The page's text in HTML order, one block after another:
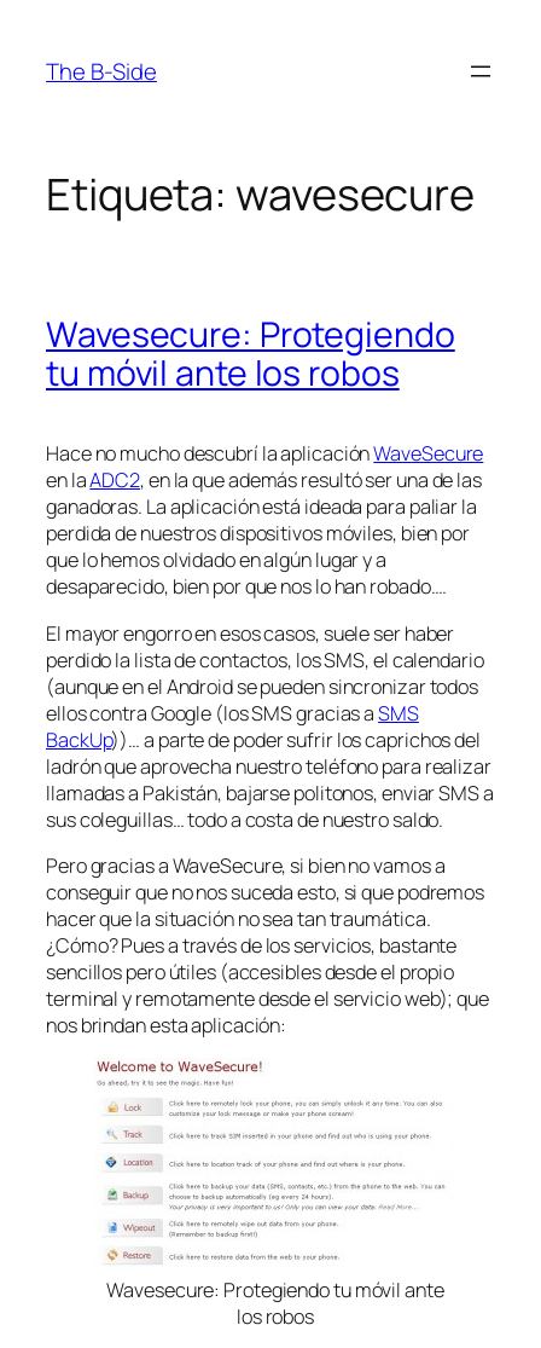
contenido
The B-Side
Etiqueta: wavesecure
Wavesecure: Protegiendo
tu móvil ante los robos
Hace no mucho descubrí la aplicaciónWaveSecure
en laADC2, en la que además resultó ser una de las
ganadoras. La aplicación está ideada para paliar la
perdida de nuestros dispositivos móviles, bien por
que lo hemos olvidado en algún lugar y a
desaparecido, bien por que nos lo han robado….
El mayor engorro en esos casos, suele ser haber
perdido la lista de contactos, los SMS, el calendario
(aunque en el Android se pueden sincronizar todos
ellos contra Google (los SMS gracias aSMS
BackUp))… a parte de poder sufrir los caprichos del
ladrón que aprovecha nuestro teléfono para realizar
llamadas a Pakistán, bajarse politonos, enviar SMS a
sus coleguillas… todo a costa de nuestro saldo.
Pero gracias a WaveSecure, si bien no vamos a
conseguir que no nos suceda esto, si que podremos
hacer que la situación no sea tan traumática.
¿Cómo? Pues a través de los servicios, bastante
sencillos pero útiles (accesibles desde el propio
terminal y remotamente desde el servicio web); que
nos brindan esta aplicación:
Wavesecure: Protegiendo tu móvil ante
los robos